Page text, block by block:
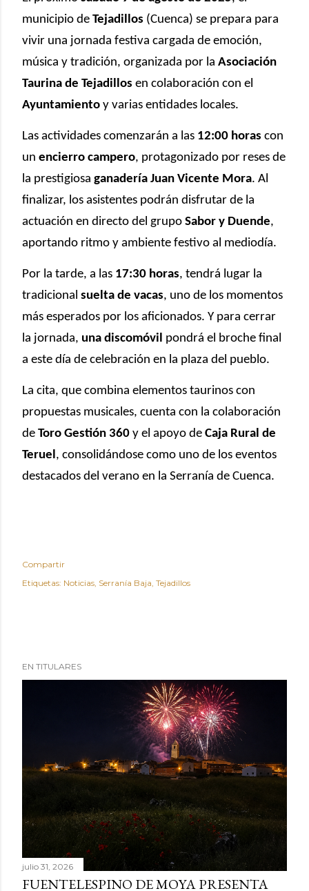
municipio de Tejadillos (Cuenca) se prepara para
vivir una jornada festiva cargada de emoción,
música y tradición, organizada por la Asociación
Taurina de Tejadillos en colaboración con el
Ayuntamiento y varias entidades locales.
Las actividades comenzarán a las 12:00 horas con
un encierro campero, protagonizado por reses de
la prestigiosa ganadería Juan Vicente Mora. Al
finalizar, los asistentes podrán disfrutar de la
actuación en directo del grupo Sabor y Duende,
aportando ritmo y ambiente festivo al mediodía.
Por la tarde, a las 17:30 horas, tendrá lugar la
tradicional suelta de vacas, uno de los momentos
más esperados por los aficionados. Y para cerrar
la jornada, una discomóvil pondrá el broche final
a este día de celebración en la plaza del pueblo.
La cita, que combina elementos taurinos con
propuestas musicales, cuenta con la colaboración
de Toro Gestión 360 y el apoyo de Caja Rural de
Teruel, consolidándose como uno de los eventos
destacados del verano en la Serranía de Cuenca.
Compartir
Etiquetas: Noticias Serranía Baja Tejadillos
EN TITULARES
julio 31, 2026
FUENTELESPINO DE MOYA PRESENTA